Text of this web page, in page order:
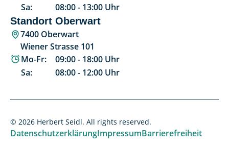
Sa:
08:00- 13:00 Uhr
Standort Oberwart
7400 Oberwart
Wiener Strasse 101
Mo-Fr:
09:00- 18:00 Uhr
Sa:
08:00- 12:00 Uhr
© 2026 Herbert Seidl. All rights reserved.
DatenschutzerklärungImpressumBarrierefreiheit